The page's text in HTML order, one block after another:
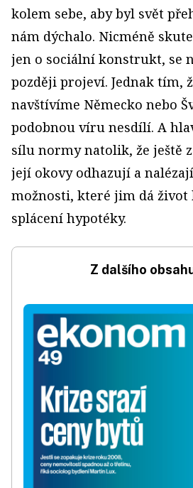
kolem sebe, aby byl svět
nám dýchalo. Nicméně
jen o sociální konstrukt, se
později projeví. Jednak tím,
navštívíme Německo nebo
podobnou víru nesdílí. A
sílu normy natolik, že ještě
její okovy odhazují a
možnosti, které jim dá život
splácení hypotéky.
Z dalšího